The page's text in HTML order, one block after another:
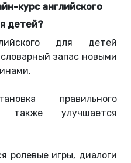
курс английского
детей?
для детей
запас новыми
правильного
также улучшается
ролевые игры, диалоги